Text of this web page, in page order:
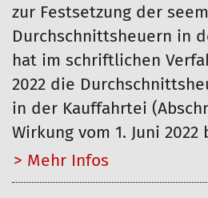
zur Festsetzung der
Durchschnittsheuern in
hat im schriftlichen
2022 die
in der Kauffahrtei
Wirkung vom 1. Juni 2022
Mehr…